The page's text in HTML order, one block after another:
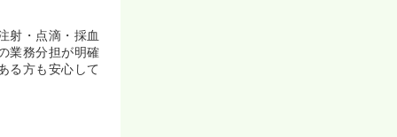
射・点滴・採血
業務分担が明確
る方も安心して